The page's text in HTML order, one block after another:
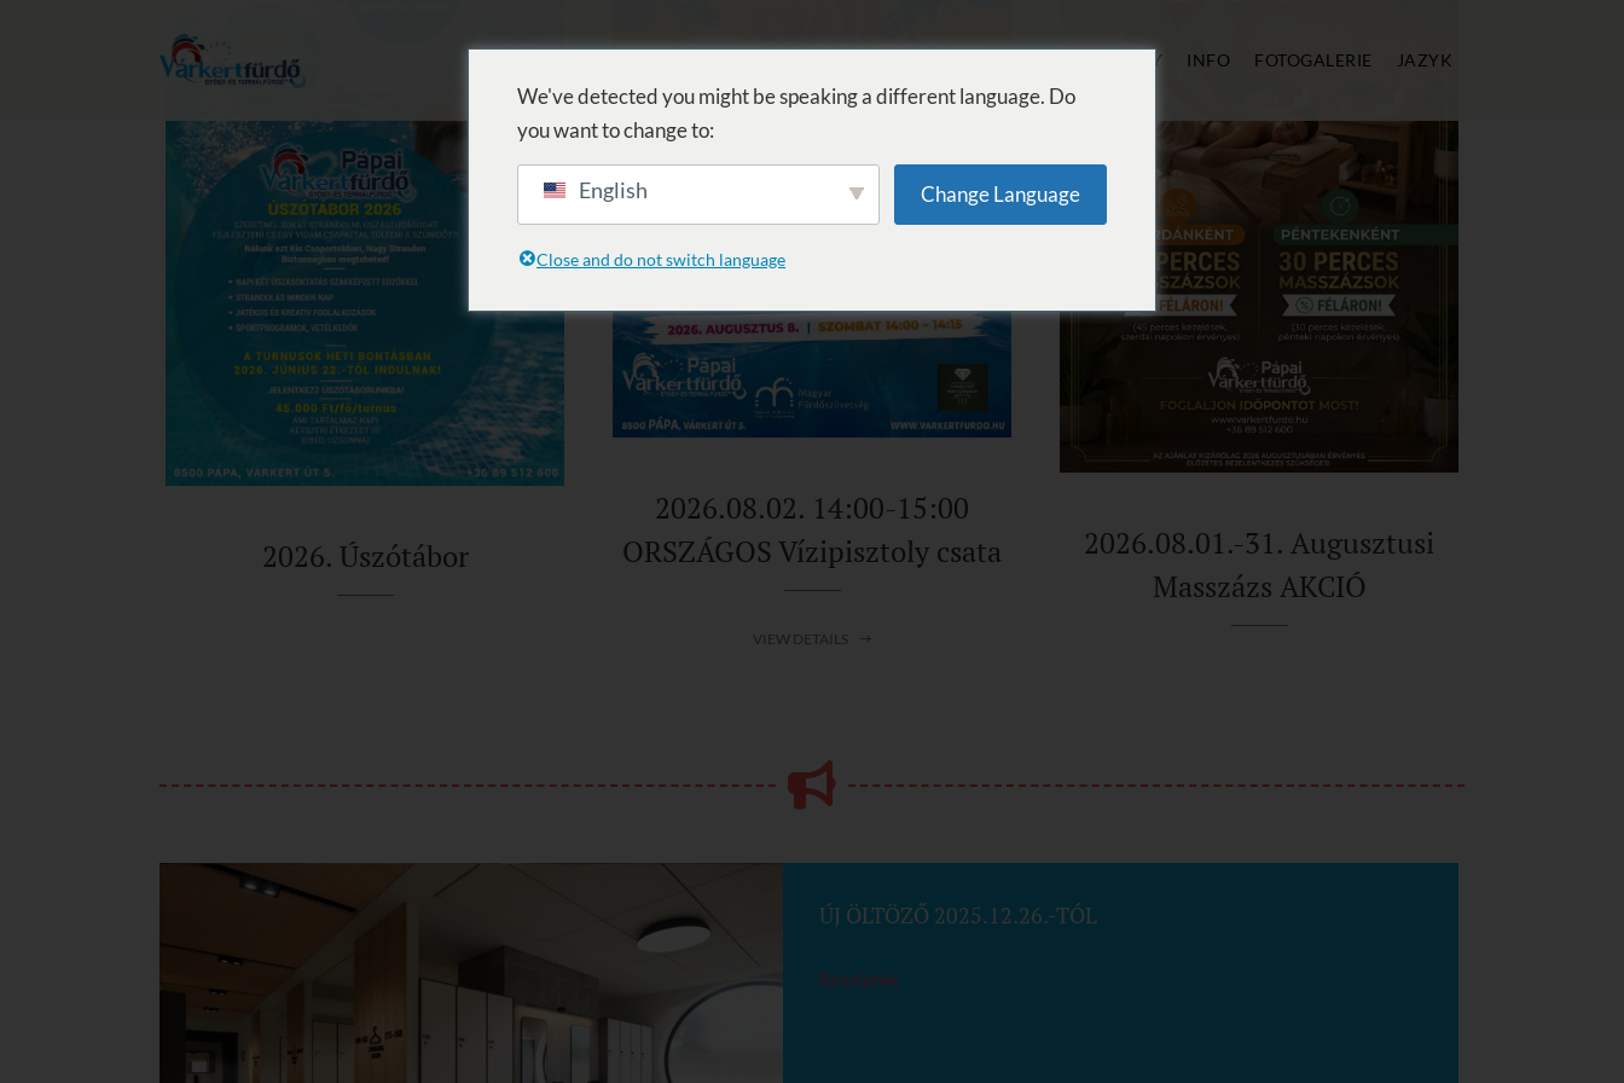
CENY INFO FOTOGALERIE JAZYK
2026. Úszótábor
2026.08.02. 14:00-15:00
ORSZÁGOS Vízipisztoly csata
VIEW DETAILS
2026.08.01.-31. Augusztusi
Masszázs AKCIÓ
ÚJ ÖLTÖZŐ 2025.12.26.-TÓL
Részletek
We've detected you might be speaking a different language. Do
you want to change to:
English Change Language
Close and do not switch language